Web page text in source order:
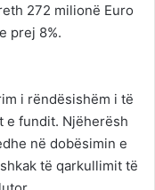
272 milionë Euro
prej 8%.
i rëndësishëm i të
e fundit. Njëherësh
në dobësimin e
të qarkullimit të